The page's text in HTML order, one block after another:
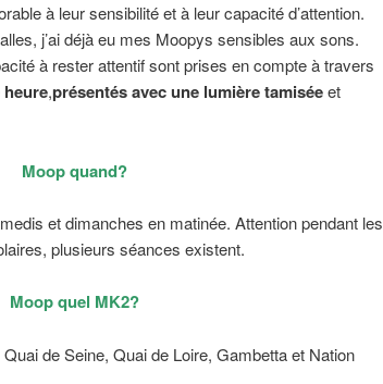
à leur sensibilité et à leur capacité d’attention.
j’ai déjà eu mes Moopys sensibles aux sons.
à rester attentif sont prises en compte à travers
heure,présentés avec une lumière tamiséeet
Moop quand?
et dimanches en matinée. Attention pendant les
plusieurs séances existent.
Moop quel MK2?
de Seine, Quai de Loire, Gambetta et Nation